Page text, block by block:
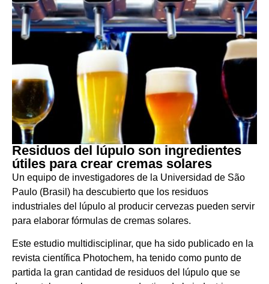
Residuos del lúpulo son ingredientes
útiles para crear cremas solares
Un equipo de investigadores de la Universidad de São
Paulo (Brasil) ha descubierto que los residuos
industriales del lúpulo al producir cervezas pueden servir
para elaborar fórmulas de cremas solares.
Este estudio multidisciplinar, que ha sido publicado en la
revista científica Photochem, ha tenido como punto de
partida la gran cantidad de residuos del lúpulo que se